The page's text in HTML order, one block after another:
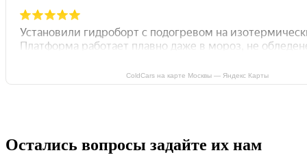
ColdCars на карте Москвы — Яндекс Карты
Остались вопросы задайте их нам